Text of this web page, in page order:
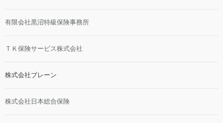
有限会社黒沼特級保険事務所
ＴＫ保険サービス株式会社
株式会社ブレーン
株式会社日本総合保険